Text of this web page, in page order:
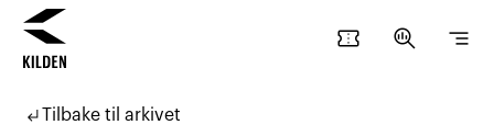
confirmation_number search_insights segment
subdirectory_arrow_leftTilbake til arkivet